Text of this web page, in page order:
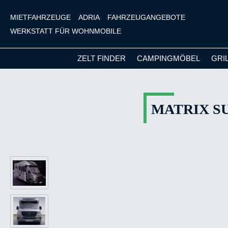
MIETFAHRZEUGE ADRIA
FAHRZEUGANGEBOTE
WERKSTATT FÜR WOHNMOBILE
ZELT FINDER CAMPINGMÖBEL
MATRIX
Bildergalerie überspringen